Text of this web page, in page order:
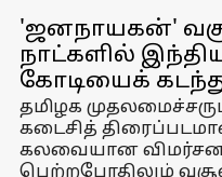
'ஜனநாயகன்'
நாட்களில்
கோடியைக்
தமிழக
கடைசித்
கலவையான
பெற்றபோதிலும்